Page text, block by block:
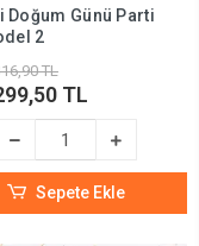
Doğum Günü Parti
2
TL
TL
Sepete Ekle